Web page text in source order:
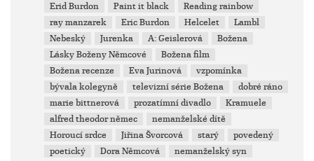
Erid Burdon
Paint it black
Reading rainbow
ray manzarek
Eric Burdon Helcelet
Lambl
Nebeský
Jurenka A: Geislerová
Božena
Lásky Boženy Němcové
Božena film
Božena recenze
Eva Jurinová
vzpomínka
bývala kolegyně
televizní série Božena
dobré ráno
marie bittnerová
prozatímní divadlo
Kramuele
alfred theodor němec
nemanželské dítě
Horoucí srdce
Jiřina Švorcová starý
povedený
poetický
Dora Němcová
nemanželský syn